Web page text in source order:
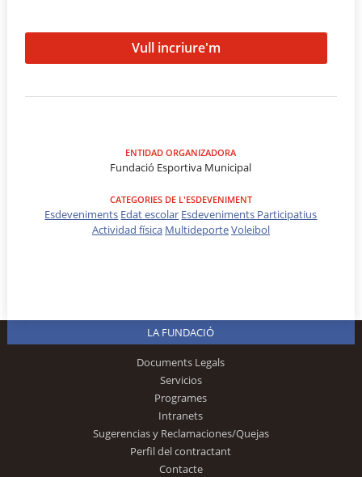
Vull incriure'm
ENTIDAD ORGANIZADORA
Fundació Esportiva Municipal
CATEGORIES DE L'ESDEVENIMENT
Esdeveniments Edat escolar Esdeveniments Participatius
Actividad física MultideporteVoleibol
LA FUNDACIÓ
Documents Legals
Servicios
Programes
Intranets
Sugerencias y Reclamaciones/Quejas
Perfil del contractant
Contacte